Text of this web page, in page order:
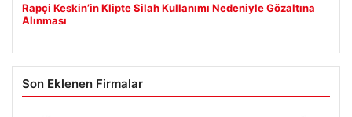
Rapçi Keskin’in Klipte Silah Kullanımı Nedeniyle Gözaltına
Alınması
Son Eklenen Firmalar